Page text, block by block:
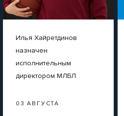
Илья Хайретдинов
назначен
исполнительным
директором МЛБЛ
03 АВГУСТА